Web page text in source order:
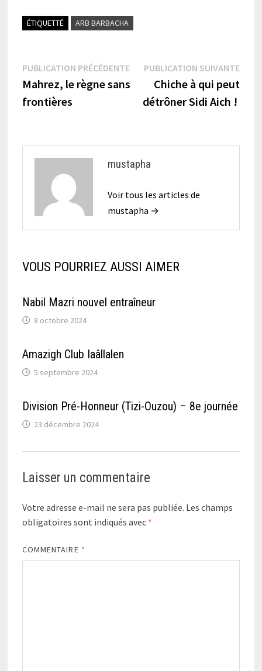
ÉTIQUETTÉ ARB BARBACHA
Navigation
de
PUBLICATION PRÉCÉDENTEPublication
précédente :
Mahrez, le règne sans
frontières
PUBLICATION SUIVANTE
Chiche à qui peut
détrôner Sidi Aich !
mustapha
Voir tous les articles de
mustapha →
VOUS POURRIEZ AUSSI AIMER
Nabil Mazri nouvel entraîneur
8 octobre 2024
Amazigh Club Iaâllalen
5 septembre 2024
Division Pré-Honneur (Tizi-Ouzou) – 8e journée
23 décembre 2024
Laisser un commentaire
Votre adresse e-mail ne sera pas publiée. Les champs
obligatoires sont indiqués avec *
COMMENTAIRE *